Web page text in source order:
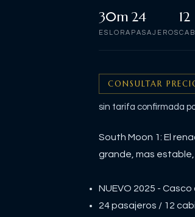
30m
ESLORA
24
PASAJEROS
12
CONSULTAR
sin tarifa confirmada
South Moon 1: El
grande, mas estable,
NUEVO 2025 -
24 pasajeros / 12